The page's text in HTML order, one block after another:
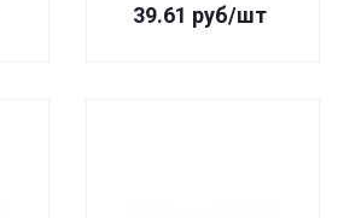
39.61 руб/шт